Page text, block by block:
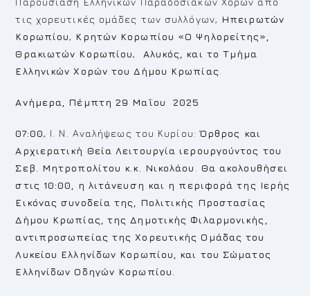
τις χορευτικές ομάδες των συλλόγων, Ηπειρωτών
Κορωπίου, Κρητών Κορωπίου «Ο Ψηλορείτης»,
Θρακιωτών Κορωπίου, Αλυκός, και το Τμήμα
Ελληνικών Χορών του Δήμου Κρωπίας
Ανήμερα, Πέμπτη 29 Μαΐου 2025
07:00, Ι. Ν. Αναλήψεως του Κυρίου:Όρθρος και
Αρχιερατική Θεία Λειτουργία ιερουργούντος του
Σεβ. Μητροπολίτου κ.κ. Νικολάου
Θα ακολουθήσει
στις 10:00, η λιτάνευση και η περιφορά της Ιερής
Εικόνας συνοδεία της, Πολιτικής Προστασίας
Δήμου Κρωπίας, της Δημοτικής Φιλαρμονικής,
αντιπροσωπείας της Χορευτικής Ομάδας του
Λυκείου Ελληνίδων Κορωπίου, και του Σώματος
Ελληνίδων Οδηγών Κορωπίου.